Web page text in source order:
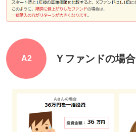
A2 Ｙファンドの場合